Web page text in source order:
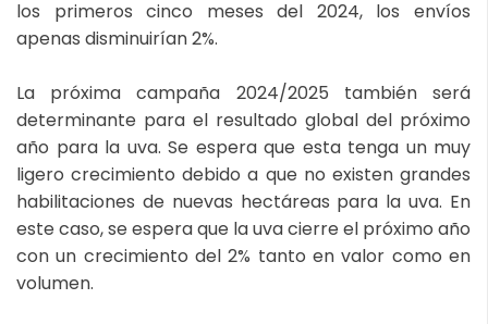
los primeros cinco meses del 2024, los envíos
apenas disminuirían 2%.
La próxima campaña 2024/2025 también será
determinante para el resultado global del próximo
año para la uva. Se espera que esta tenga un muy
ligero crecimiento debido a que no existen grandes
habilitaciones de nuevas hectáreas para la uva. En
este caso, se espera que la uva cierre el próximo año
con un crecimiento del 2% tanto en valor como en
volumen.